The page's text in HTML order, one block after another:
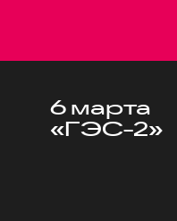
6 марта
«ГЭС-2»